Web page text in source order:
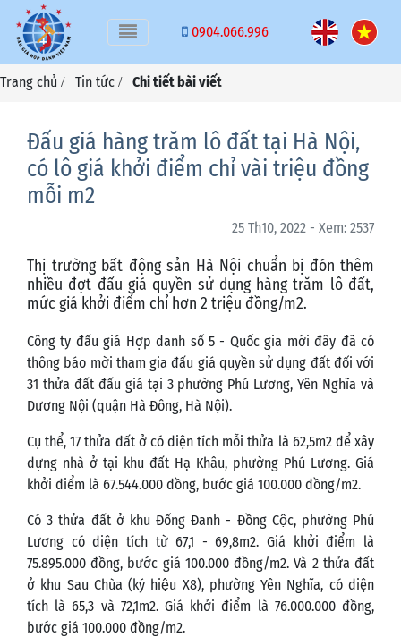
Toggle navigation
0904.066.996
Trang chủ / Tin tức / Chi tiết bài viết
Đấu giá hàng trăm lô đất tại Hà Nội,
có lô giá khởi điểm chỉ vài triệu đồng
mỗi m2
25 Th10, 2022 - Xem: 2537
Thị trường bất động sản Hà Nội chuẩn bị đón thêm
nhiều đợt đấu giá quyền sử dụng hàng trăm lô đất,
mức giá khởi điểm chỉ hơn 2 triệu đồng/m2.
Công ty đấu giá Hợp danh số 5 - Quốc gia mới đây đã có
thông báo mời tham gia đấu giá quyền sử dụng đất đối với
31 thửa đất đấu giá tại 3 phường Phú Lương, Yên Nghĩa và
Dương Nội (quận Hà Đông, Hà Nội).
Cụ thể, 17 thửa đất ở có diện tích mỗi thửa là 62,5m2 để xây
dựng nhà ở tại khu đất Hạ Khâu, phường Phú Lương. Giá
khởi điểm là 67.544.000 đồng, bước giá 100.000 đồng/m2.
Có 3 thửa đất ở khu Đống Đanh - Đồng Cộc, phường Phú
Lương có diện tích từ 67,1 - 69,8m2. Giá khởi điểm là
75.895.000 đồng, bước giá 100.000 đồng/m2. Và 2 thửa đất
ở khu Sau Chùa (ký hiệu X8), phường Yên Nghĩa, có diện
tích là 65,3 và 72,1m2. Giá khởi điểm là 76.000.000 đồng,
bước giá 100.000 đồng/m2.